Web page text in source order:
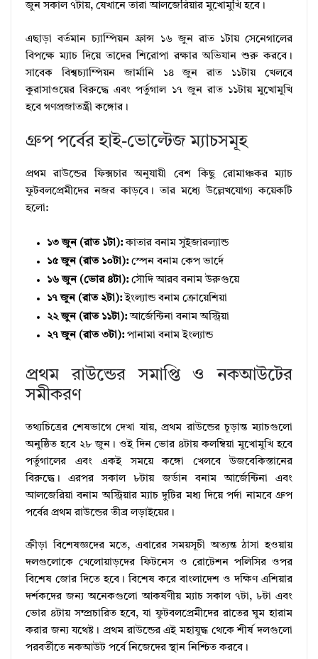
জুন সকাল ৭টায়, যেখানে তারা আলজেরিয়ার মুখোমুখি হবে।
এছাড়া বর্তমান চ্যাম্পিয়ন ফ্রান্স ১৬ জুন রাত ১টায় সেনেগালের
বিপক্ষে ম্যাচ দিয়ে তাদের শিরোপা রক্ষার অভিযান শুরু করবে।
সাবেক বিশ্বচ্যাম্পিয়ন জার্মানি ১৪ জুন রাত ১১টায় খেলবে
কুরাসাওয়ের বিরুদ্ধে এবং পর্তুগাল ১৭ জুন রাত ১১টায় মুখোমুখি
হবে গণপ্রজাতন্ত্রী কঙ্গোর।
গ্রুপ পর্বের হাই-ভোল্টেজ ম্যাচসমূহ
প্রথম রাউন্ডের ফিক্সচার অনুযায়ী বেশ কিছু রোমাঞ্চকর ম্যাচ
ফুটবলপ্রেমীদের নজর কাড়বে। তার মধ্যে উল্লেখযোগ্য কয়েকটি
হলো:
১৩ জুন (রাত ১টা):কাতার বনাম সুইজারল্যান্ড
১৫ জুন (রাত ১০টা):স্পেন বনাম কেপ ভার্দে
১৬ জুন (ভোর ৪টা):সৌদি আরব বনাম উরুগুয়ে
১৭ জুন (রাত ২টা):ইংল্যান্ড বনাম ক্রোয়েশিয়া
২২ জুন (রাত ১১টা):আর্জেন্টিনা বনাম অস্ট্রিয়া
২৭ জুন (রাত ৩টা):পানামা বনাম ইংল্যান্ড
প্রথম রাউন্ডের সমাপ্তি ও নকআউটের
সমীকরণ
তথ্যচিত্রের শেষভাগে দেখা যায়, প্রথম রাউন্ডের চূড়ান্ত ম্যাচগুলো
অনুষ্ঠিত হবে ২৮ জুন। ওই দিন ভোর ৪টায় কলম্বিয়া মুখোমুখি হবে
পর্তুগালের এবং একই সময়ে কঙ্গো খেলবে উজবেকিস্তানের
বিরুদ্ধে। এরপর সকাল ৮টায় জর্ডান বনাম আর্জেন্টিনা এবং
আলজেরিয়া বনাম অস্ট্রিয়ার ম্যাচ দুটির মধ্য দিয়ে পর্দা নামবে গ্রুপ
পর্বের প্রথম রাউন্ডের তীব্র লড়াইয়ের।
ক্রীড়া বিশেষজ্ঞদের মতে, এবারের সময়সূচী অত্যন্ত ঠাসা হওয়ায়
দলগুলোকে খেলোয়াড়দের ফিটনেস ও রোটেশন পলিসির ওপর
বিশেষ জোর দিতে হবে। বিশেষ করে বাংলাদেশ ও দক্ষিণ এশিয়ার
দর্শকদের জন্য অনেকগুলো আকর্ষণীয় ম্যাচ সকাল ৭টা, ৮টা এবং
ভোর ৪টায় সম্প্রচারিত হবে, যা ফুটবলপ্রেমীদের রাতের ঘুম হারাম
করার জন্য যথেষ্ট। প্রথম রাউন্ডের এই মহাযুদ্ধ থেকে শীর্ষ দলগুলো
পরবর্তীতে নকআউট পর্বে নিজেদের স্থান নিশ্চিত করবে।